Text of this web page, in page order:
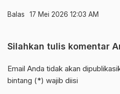
Balas 17 Mei 2026 12:03 AM
Silahkan tulis komentar
Email Anda tidak akan
bintang (*) wajib diisi